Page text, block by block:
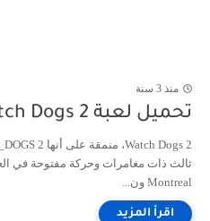
منذ 3 سنة
تحميل لعبة Watch Dogs 2
Montreal ون...